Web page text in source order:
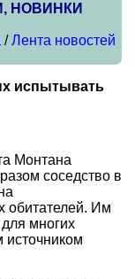
НОВИНКИ
/Лента новостей
испытывать
Монтана
соседство в
обитателей. Им
многих